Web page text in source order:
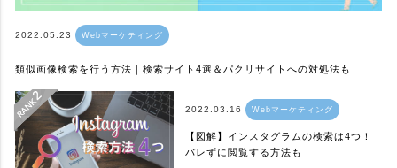
2022.05.23 Webマーケティング
類似画像検索を行う方法｜検索サイト4選＆パクリサイトへの対処法も
2022.03.16 Webマーケティング
【図解】インスタグラムの検索は4つ！
バレずに閲覧する方法も